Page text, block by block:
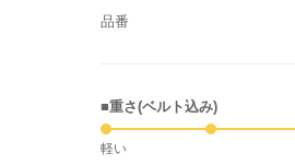
品番
■重さ(ベルト込み)
軽い